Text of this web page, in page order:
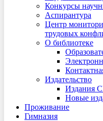
Конкурсы
Аспирантура
Центр
трудовых
О библиотеке
Издательство
Издания
Новые
Проживание
Гимназия